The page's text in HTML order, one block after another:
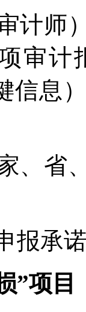
计师
审计
信息
、省
报承
”项目